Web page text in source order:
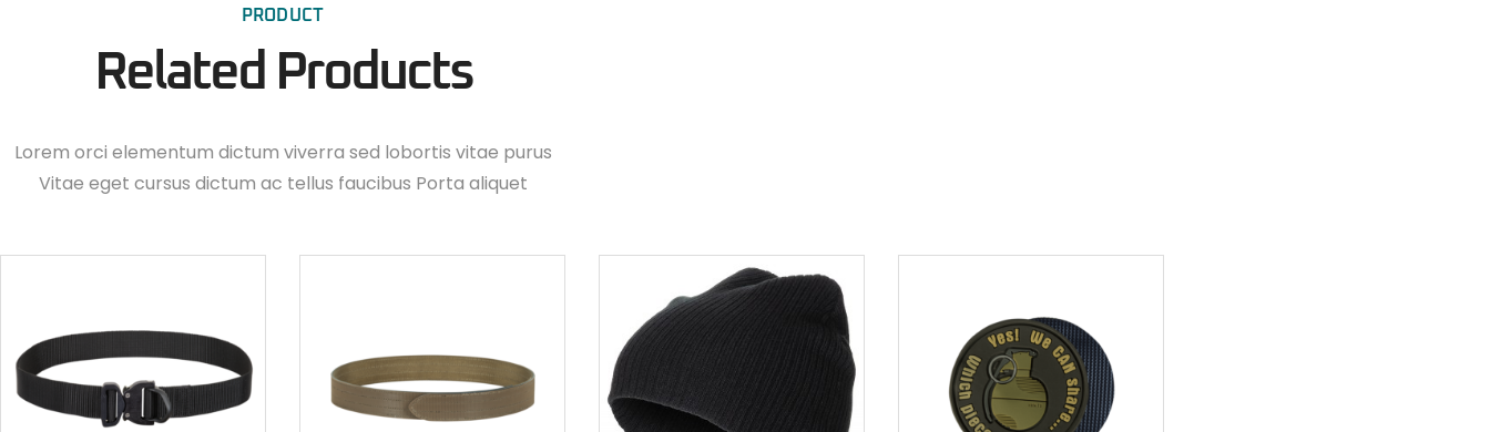
PRODUCT
Related Products
Lorem orci elementum dictum viverra sed lobortis vitae purus
Vitae eget cursus dictum ac tellus faucibus Porta aliquet